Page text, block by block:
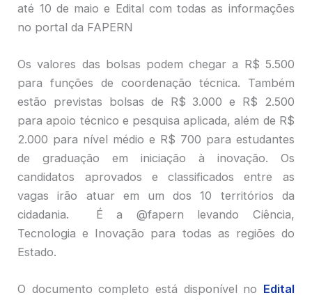
até 10 de maio e Edital com todas as informações
no portal da FAPERN
Os valores das bolsas podem chegar a R$ 5.500
para funções de coordenação técnica. Também
estão previstas bolsas de R$ 3.000 e R$ 2.500
para apoio técnico e pesquisa aplicada, além de R$
2.000 para nível médio e R$ 700 para estudantes
de graduação em iniciação à inovação. Os
candidatos aprovados e classificados entre as
vagas irão atuar em um dos 10 territórios da
cidadania. É a @fapern levando Ciência,
Tecnologia e Inovação para todas as regiões do
Estado.
O documento completo está disponível no Edital